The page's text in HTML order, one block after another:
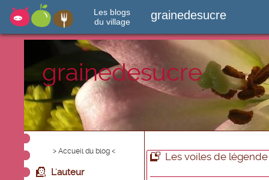
Les blogs
du village
grainedesucre
grainedesucre
> Accueil du blog <
L'auteur
Les voiles de